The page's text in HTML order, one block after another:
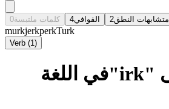
كلمات ملتبسة0 القوافي4 متشابهات النطق2
murkjerkperkTurk
Verb (1)
تعريف ومعنى "irk"في اللغة